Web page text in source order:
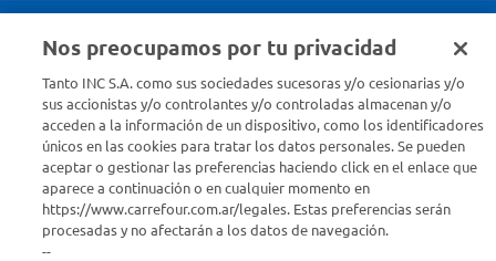
Estamos para ayudarte
¿Tenés una consulta? Comunicate con nosotros acá
Descubrí Carrefour
Nos preocupamos por tu privacidad
Tanto INC S.A. como sus sociedades sucesoras y/o cesionarias y/o
sus accionistas y/o controlantes y/o controladas almacenan y/o
acceden a la información de un dispositivo, como los identificadores
únicos en las cookies para tratar los datos personales. Se pueden
aceptar o gestionar las preferencias haciendo click en el enlace que
aparece a continuación o en cualquier momento en
https://www.carrefour.com.ar/legales. Estas preferencias serán
procesadas y no afectarán a los datos de navegación.
--